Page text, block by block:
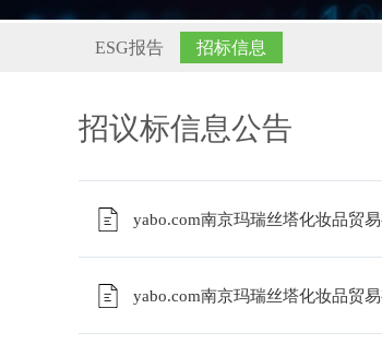
ESG报告 招标信息
招议标信息公告
yabo.com南京玛瑞丝塔化妆品贸
yabo.com南京玛瑞丝塔化妆品贸